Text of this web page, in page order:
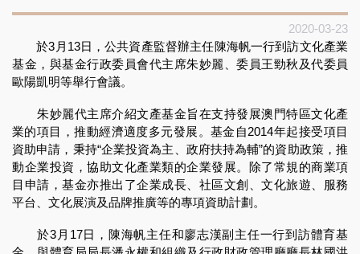
2020-03-23
於3月13日，公共資產監督辦主任陳海帆一行到訪文化產業
基金，與基金行政委員會代主席朱妙麗、委員王勁秋及代委員
歐陽凱明等舉行會議。
朱妙麗代主席介紹文產基金旨在支持發展澳門特區文化產
業的項目，推動經濟適度多元發展。基金自2014年起接受項目
資助申請，秉持“企業投資為主、政府扶持為輔”的資助政策，推
動企業投資，協助文化產業類的企業發展。除了常規的商業項
目申請，基金亦推出了企業成長、社區文創、文化旅遊、服務
平台、文化展演及品牌推廣等的專項資助計劃。
於3月17日，陳海帆主任和廖志漢副主任一行到訪體育基